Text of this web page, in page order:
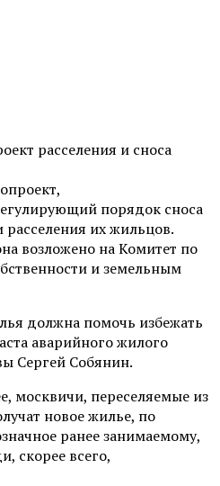
порядок сноса
расселения их жильцов.
возложено на Комитет по
и земельным
должна помочь избежать
аварийного жилого
Сергей Собянин.
москвичи, переселяемые из
новое жилье, по
ранее занимаемому,
скорее всего,